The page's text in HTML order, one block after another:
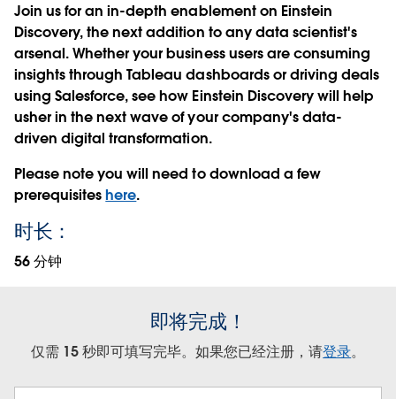
Join us for an in-depth enablement on Einstein
Discovery, the next addition to any data scientist's
arsenal. Whether your business users are consuming
insights through Tableau dashboards or driving deals
using Salesforce, see how Einstein Discovery will help
usher in the next wave of your company's data-
driven digital transformation.
Please note you will need to download a few
prerequisiteshere.
时长：
56 分钟
即将完成！
仅需 15 秒即可填写完毕。如果您已经注册，请登录。